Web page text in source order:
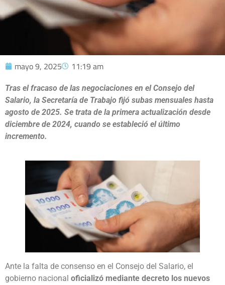
mayo 9, 2025 11:19 am
Tras el fracaso de las negociaciones en el Consejo del
Salario, la Secretaría de Trabajo fijó subas mensuales hasta
agosto de 2025. Se trata de la primera actualización desde
diciembre de 2024, cuando se estableció el último
incremento.
Ante la falta de consenso en el Consejo del Salario, el
gobierno nacional oficializó mediante decreto los nuevos